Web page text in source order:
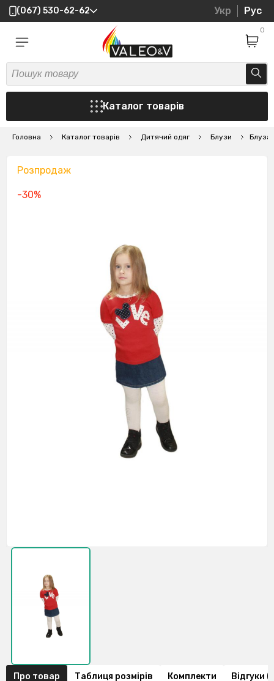
(067) 530-62-62 Укр Рус
0
Каталог товарів
Головна Каталог товарів Дитячий одяг Блузи Блуза
Розпродаж
-30%
Про товар Таблиця розмірів Комплекти Відгуки